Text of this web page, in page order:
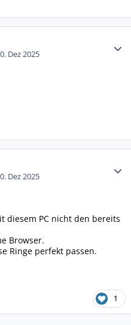
Dez 2025
Dez 2025
diesem PC nicht den bereits
Browser.
Ringe perfekt passen.
1